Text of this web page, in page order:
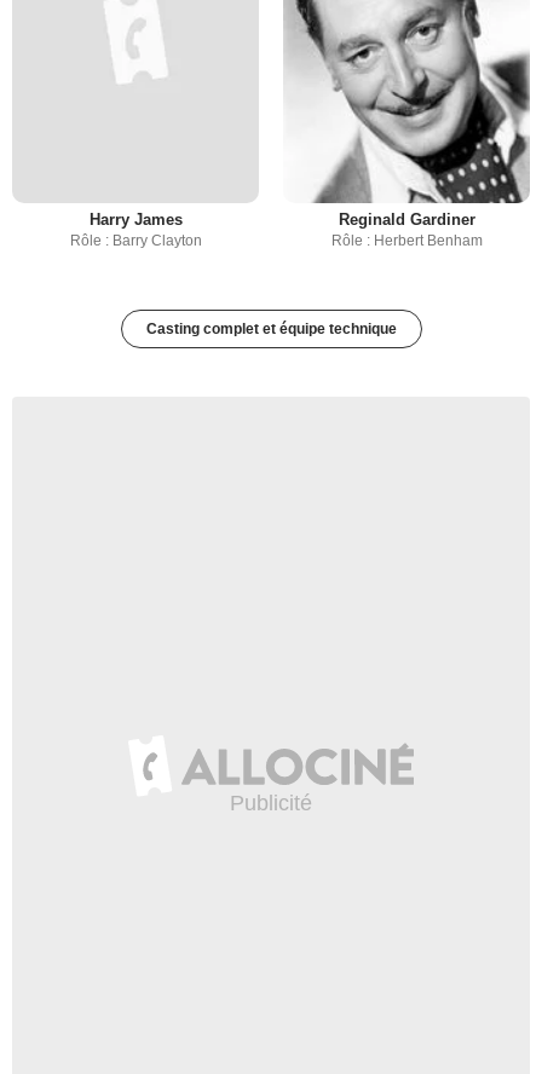
Harry James
Rôle : Barry Clayton
Reginald Gardiner
Rôle : Herbert Benham
Casting complet et équipe technique